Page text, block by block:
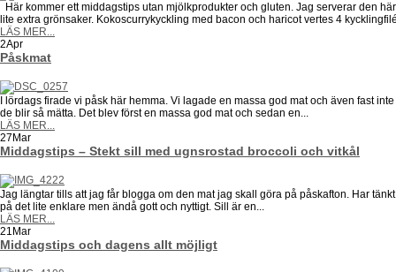
Här kommer ett middagstips utan mjölkprodukter och gluten. Jag serverar den
lite extra grönsaker. Kokoscurrykyckling med bacon och haricot vertes 4
LÄS MER...
2Apr
Påskmat
I lördags firade vi påsk här hemma. Vi lagade en massa god mat och även fast
de blir så mätta. Det blev först en massa god mat och sedan en...
LÄS MER...
27 Mar
Middagstips – Stekt sill med ugnsrostad broccoli och vitkål
Jag längtar tills att jag får blogga om den mat jag skall göra på påskafton. Har
på det lite enklare men ändå gott och nyttigt. Sill är en...
LÄS MER...
21 Mar
Middagstips och dagens allt möjligt